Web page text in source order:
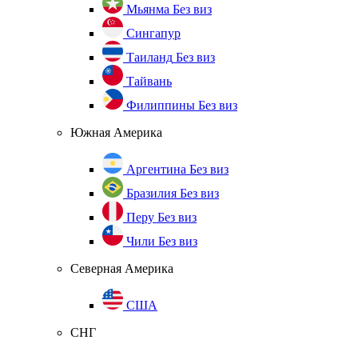
Мьянма Без виз
Сингапур
Таиланд Без виз
Тайвань
Филиппины Без виз
Южная Америка
Аргентина Без виз
Бразилия Без виз
Перу Без виз
Чили Без виз
Северная Америка
США
СНГ